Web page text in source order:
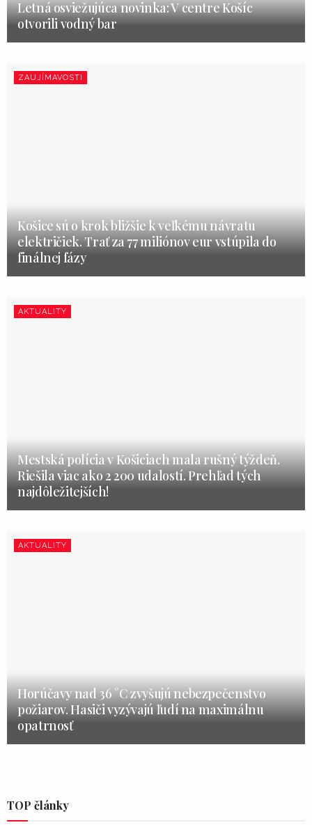
Letná osviežujúca novinka: V centre Košíc
otvorili vodný bar
ZAUJÍMAVOSTI
Košice sú o krok bližšie k veľkému návratu
električiek. Trať za 77 miliónov eur vstúpila do
finálnej fázy
AKTUALITY
Mestská polícia v Košiciach mala rušný týždeň.
Riešila viac ako 2 200 udalostí. Prehľad tých
najdôležitejších!
AKTUALITY
Horúčavy nad 36 °C zvyšujú nebezpečenstvo
požiarov. Hasiči vyzývajú ľudí na maximálnu
opatrnosť
TOP články